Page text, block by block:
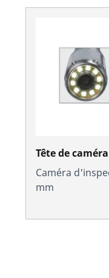
Tête de
Caméra
mm